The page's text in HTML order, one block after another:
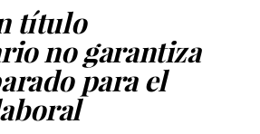
título
no garantiza
para el